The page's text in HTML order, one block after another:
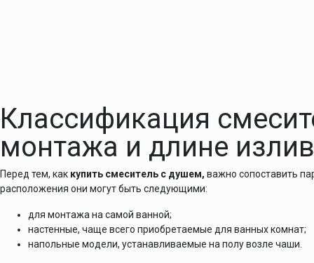
Классификация
монтажа и длине
Перед тем, как купить смеситель с душем, важно сопоставить
расположения они могут быть следующими:
для монтажа на самой ванной;
настенные, чаще всего приобретаемые для ванных комнат;
напольные модели, устанавливаемые на полу возле чаши.